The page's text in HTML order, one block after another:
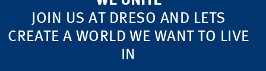
JOIN US AT DRESO AND LETS
CREATE A WORLD WE WANT TO LIVE
IN